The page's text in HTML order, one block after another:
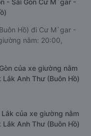
- Sài Gòn Cư M`gar -
Hồ) đi Cư M`gar -
nằm: 20:00,
của xe giường nằm
Anh Thư (Buôn Hồ)
của xe giường nằm
Anh Thư (Buôn Hồ)